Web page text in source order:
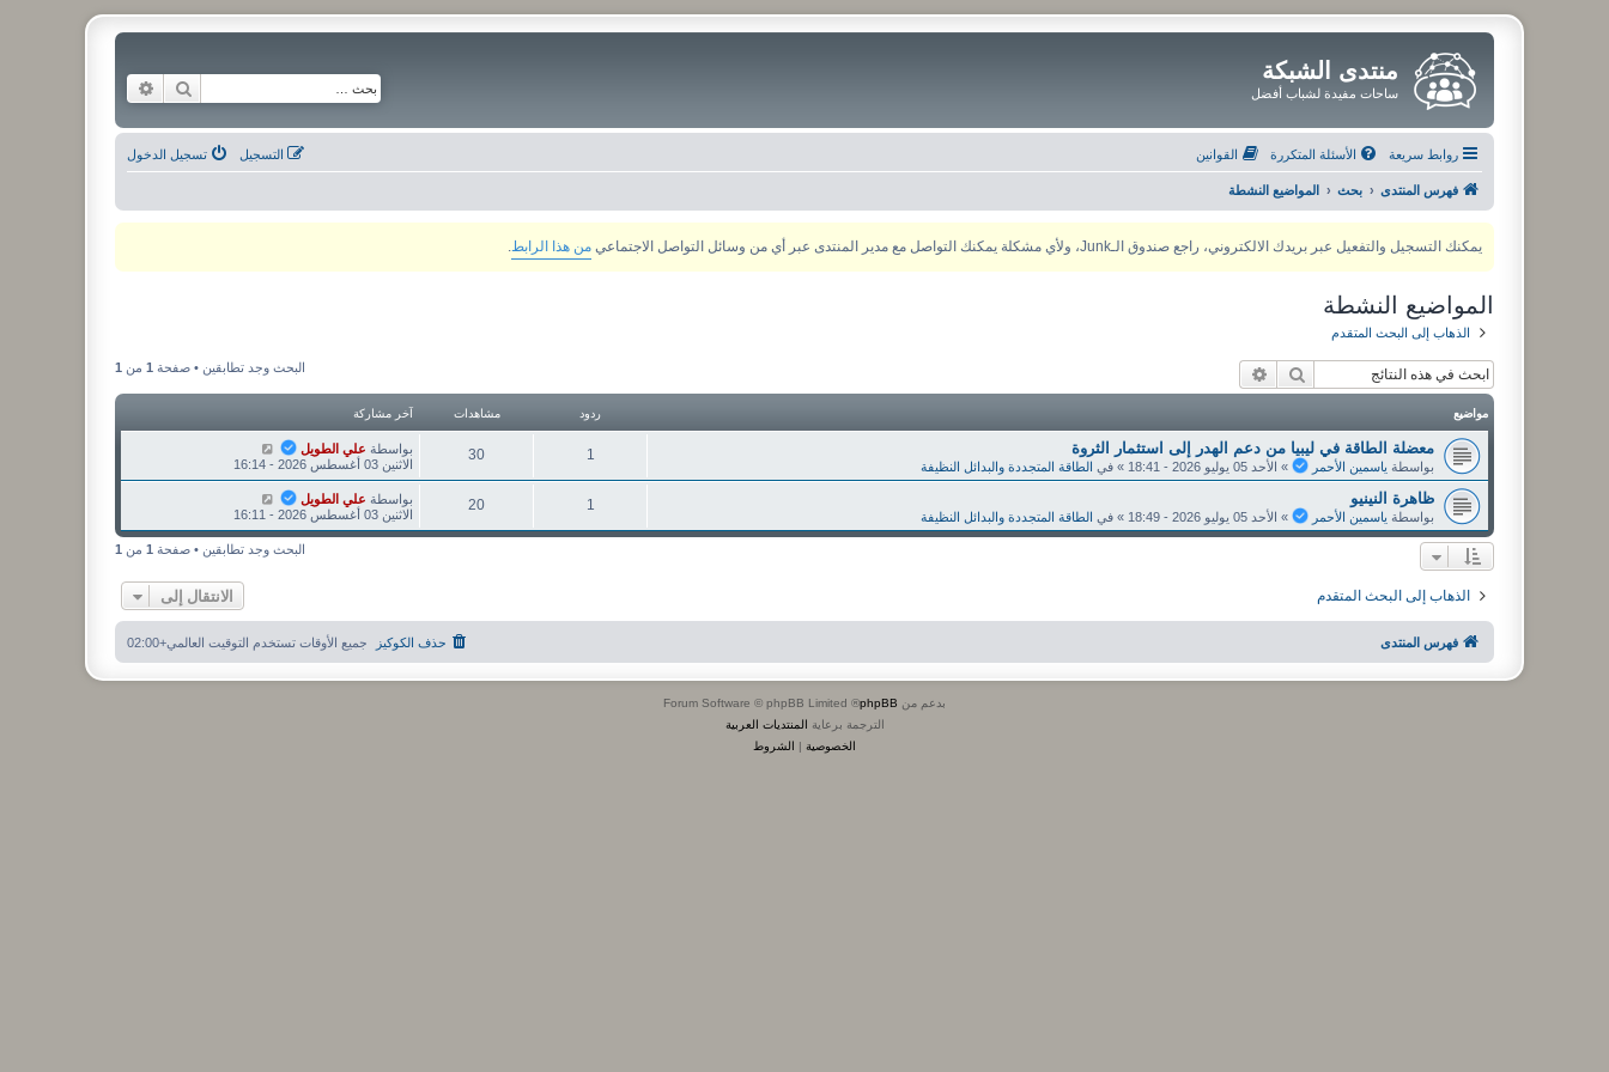
منتدى الشبكة
ساحات مفيدة لشباب أفضل بحث
روابط سريعة الأسئلة المتكررة القوانين تسجيل الدخول التسجيل
فهرس المنتدى بحث المواضيع النشطة
يمكنك التسجيل والتفعيل عبر بريدك الالكتروني، راجع صندوق الـJunk، ولأي مشكلة يمكنك التواصل مع مدير المنتدى عبر أي من وسائل التواصل الاجتماعي من هذا الرابط
المواضيع النشطة
الذهاب إلى البحث المتقدم
بحث البحث وجد تطابقين • صفحة 1 من 1
مواضيع ردود مشاهدات آخر مشاركة
معضلة الطاقة في ليبيا من دعم الهدر إلى استثمار الثروة
بواسطة ياسمين الأحمر » الأحد 05 يوليو 2026 - 18:41 » في الطاقة المتجددة والبدائل النظيفة
1
30 بواسطة علي الطويل
الاثنين 03 أغسطس 2026 - 16:14
ظاهرة النينيو
بواسطة ياسمين الأحمر » الأحد 05 يوليو 2026 - 18:49 » في الطاقة المتجددة والبدائل النظيفة
1
20 بواسطة علي الطويل
الاثنين 03 أغسطس 2026 - 16:11
البحث وجد تطابقين • صفحة 1 من 1
الذهاب إلى البحث المتقدم الانتقال إلى
فهرس المنتدى جميع الأوقات تستخدم التوقيت العالمي+02:00 حذف الكوكيز
بدعم من phpBB
® Forum Software © phpBB Limited
الترجمة برعاية المنتديات العربية
الخصوصية | الشروط